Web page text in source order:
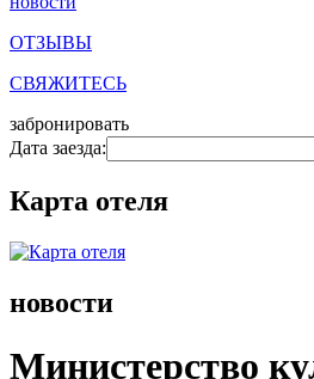
ОТЗЫВЫ
СВЯЖИТЕСЬ
забронировать
Дата заезда:
Карта отеля
новости
Министерство